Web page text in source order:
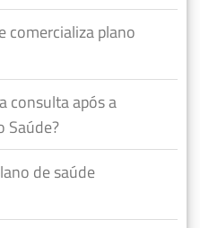
comercializa plano
consulta após a
Saúde?
de saúde